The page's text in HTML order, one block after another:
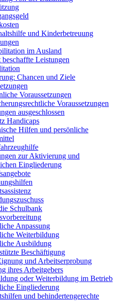
und Kinderbetreuung
im Ausland
beschaffte Leistungen
Chancen und Ziele
Voraussetzungen
Voraussetzungen
ausgeschlossen
Handicaps
Hilfen und persönliche
zur Aktivierung und
Eingliederung
Schulbank
Anpassung
Weiterbildung
Ausbildung
Beschäftigung
und Arbeitserprobung
ihres Arbeitgebers
oder Weiterbildung im Betrieb
Eingliederung
und behindertengerechte